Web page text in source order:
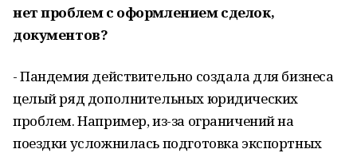
нет проблем с оформлением сделок,
документов?
- Пандемия действительно создала для бизнеса
целый ряд дополнительных юридических
проблем. Например, из-за ограничений на
поездки усложнилась подготовка экспортных